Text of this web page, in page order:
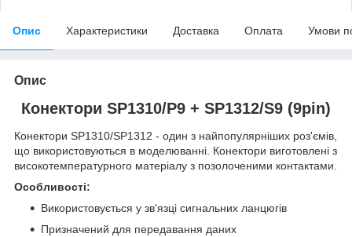
Опис Характеристики Доставка Оплата Умови
Опис
Конектори SP1310/P9 + SP1312/S9 (9pin)
Конектори SP1310/SP1312 - один з найпопулярніших роз'ємів,
що використовуються в моделюванні. Конектори виготовлені з
високотемпературного матеріалу з позолоченими контактами.
Особливості:
Використовується у зв'язці сигнальних ланцюгів
Призначений для передавання даних